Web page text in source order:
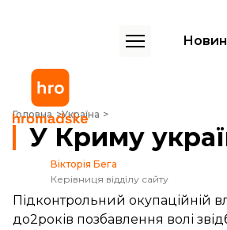
Головна Україна
У Криму українця Стешенка засудили до 2
У Криму
Вікторія Бега
Керівниця відділу сайту
Підконтрольний окупаційній
до2років позбавлення волі